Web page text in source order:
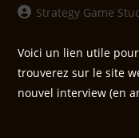
Strategy Game
Voici un lien utile
trouverez sur le site
nouvel interview (en